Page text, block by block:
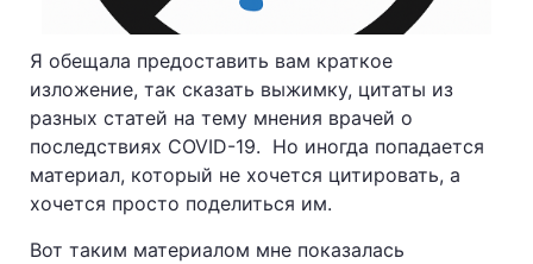
Я обещала предоставить вам краткое
изложение, так сказать выжимку, цитаты из
разных статей на тему мнения врачей о
последствиях COVID-19. Но иногда попадается
материал, который не хочется цитировать, а
хочется просто поделиться им.
Вот таким материалом мне показалась